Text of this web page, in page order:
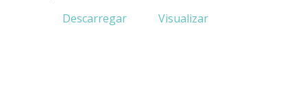
Descarregar
Visualizar